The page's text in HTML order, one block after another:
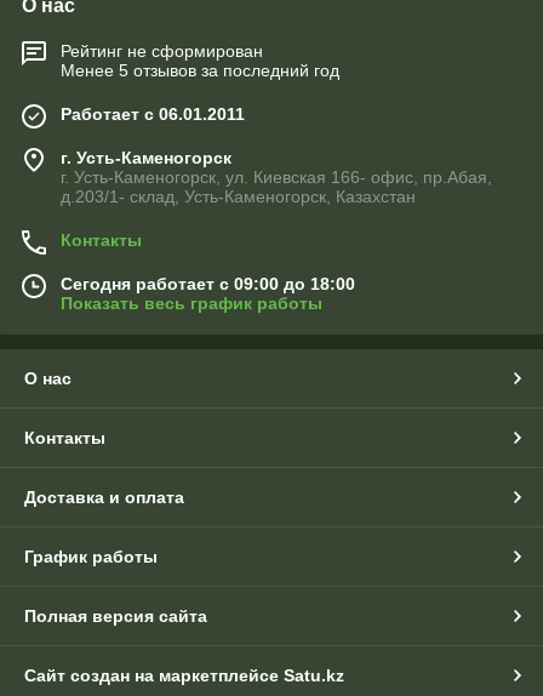
О нас
Рейтинг не сформирован
Менее 5 отзывов за последний год
Работает с 06.01.2011
г. Усть-Каменогорск
г. Усть-Каменогорск, ул. Киевская 166- офис, пр.Абая,
д.203/1- склад, Усть-Каменогорск, Казахстан
Контакты
Сегодня работает с 09:00 до 18:00
Показать весь график работы
О нас
Контакты
Доставка и оплата
График работы
Полная версия сайта
Сайт создан на маркетплейсе Satu.kz